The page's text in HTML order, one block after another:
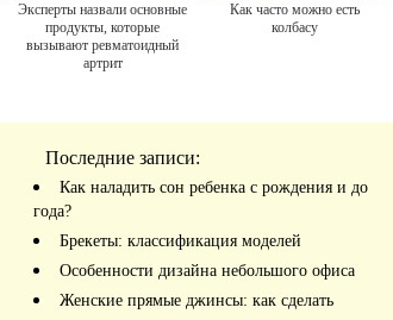
Эксперты назвали основные
продукты, которые
вызывают ревматоидный
артрит
Как часто можно есть
колбасу
Последние записи:
Как наладить сон ребенка с рождения и до
года?
Брекеты: классификация моделей
Особенности дизайна небольшого офиса
Женские прямые джинсы: как сделать